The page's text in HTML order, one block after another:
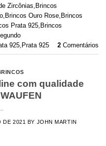
Zircônias Brincos
Brincos Ouro Rose Brincos
Prata 925 Brincos
925 Prata 925 2 Comentários
com qualidade
DE 2021 BY JOHN MARTIN